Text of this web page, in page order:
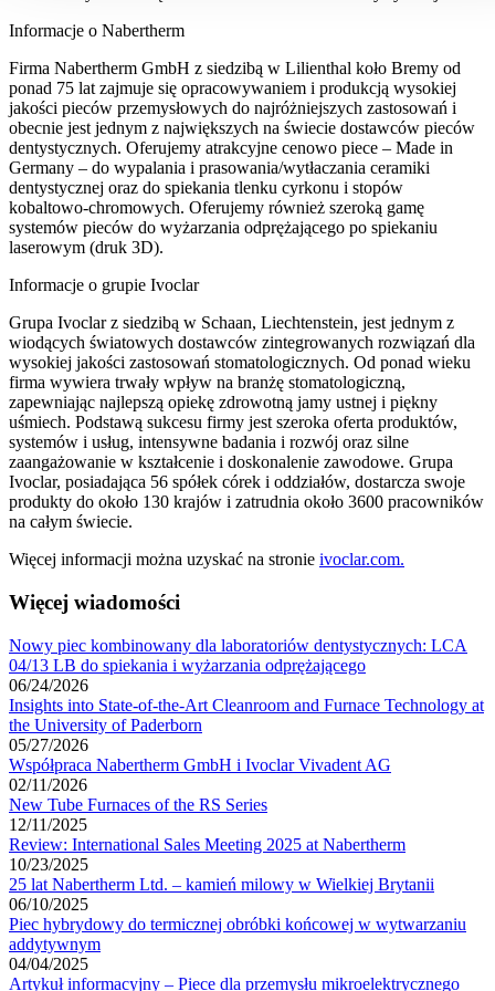
Informacje o Nabertherm
Firma Nabertherm GmbH z siedzibą w Lilienthal koło Bremy od
ponad 75 lat zajmuje się opracowywaniem i produkcją wysokiej
jakości pieców przemysłowych do najróżniejszych zastosowań i
obecnie jest jednym z największych na świecie dostawców pieców
dentystycznych. Oferujemy atrakcyjne cenowo piece – Made in
Germany – do wypalania i prasowania/wytłaczania ceramiki
dentystycznej oraz do spiekania tlenku cyrkonu i stopów
kobaltowo-chromowych. Oferujemy również szeroką gamę
systemów pieców do wyżarzania odprężającego po spiekaniu
laserowym (druk 3D).
Informacje o grupie Ivoclar
Grupa Ivoclar z siedzibą w Schaan, Liechtenstein, jest jednym z
wiodących światowych dostawców zintegrowanych rozwiązań dla
wysokiej jakości zastosowań stomatologicznych. Od ponad wieku
firma wywiera trwały wpływ na branżę stomatologiczną,
zapewniając najlepszą opiekę zdrowotną jamy ustnej i piękny
uśmiech. Podstawą sukcesu firmy jest szeroka oferta produktów,
systemów i usług, intensywne badania i rozwój oraz silne
zaangażowanie w kształcenie i doskonalenie zawodowe. Grupa
Ivoclar, posiadająca 56 spółek córek i oddziałów, dostarcza swoje
produkty do około 130 krajów i zatrudnia około 3600 pracowników
na całym świecie.
Więcej informacji można uzyskać na stronie ivoclar.com.
Więcej wiadomości
Nowy piec kombinowany dla laboratoriów dentystycznych: LCA
04/13 LB do spiekania i wyżarzania odprężającego
06/24/2026
Insights into State-of-the-Art Cleanroom and Furnace Technology at
the University of Paderborn
05/27/2026
Współpraca Nabertherm GmbH i Ivoclar Vivadent AG
02/11/2026
New Tube Furnaces of the RS Series
12/11/2025
Review: International Sales Meeting 2025 at Nabertherm
10/23/2025
25 lat Nabertherm Ltd. – kamień milowy w Wielkiej Brytanii
06/10/2025
Piec hybrydowy do termicznej obróbki końcowej w wytwarzaniu
addytywnym
04/04/2025
Artykuł informacyjny – Piece dla przemysłu mikroelektrycznego